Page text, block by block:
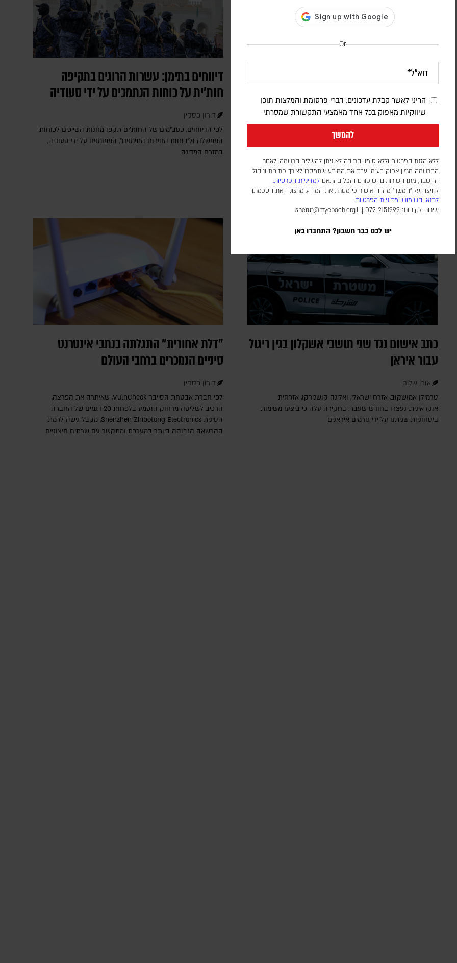
Or
הריני לאשר קבלת עדכונים, דברי פרסומת והמלצות תוכן
שיווקיות מאפוק בכל אחד מאמצעי התקשורת שמסרתי
להמשך
ללא הזנת הפרטים וללא סימון התיבה לא ניתן להשלים הרשמה. לאחר
ההרשמה מגזין אפוק בע״מ יעבד את המידע שתמסרו לצורך פתיחת וניהול
החשבון, מתן השירותים ושיפורם והכל בהתאם למדיניות הפרטיות.
לחיצה על "המשך" מהווה אישור כי מסרת את המידע מרצונך ואת הסכמתך
לתנאי השימוש ומדיניות הפרטיות.
שירות לקוחות: 072-2151999 |
sherut@myepoch.org.il
יש לכם כבר חשבון? התחברו כאן
דיווח: חודשים לפני המלחמה באיראן,
הפנטגון זיהה נקודת תורפה בתעשיית הנשק
האמריקנית
לפי סוכנות הידיעות בלומברג, סימולטור מלחמה שערך הפנטגון
בחודש יולי 2025, התריע מפני תלות מסוכנת באלומיניום בטוהר
גבוה. התקיפות במפרץ הפכו את התרחיש התיאורטי למשבר
אספקה ממשי
דיווחים בתימן: עשרות הרוגים בתקיפה
חות'ית על כוחות הנתמכים על ידי סעודיה
דורון פסקין
לפי הדיווחים, כטב"מים של החות'ים תקפו מחנות השייכים לכוחות
הממשלה ול"כוחות החירום התימנים", הממומנים על ידי סעודיה,
במזרח המדינה
כתב אישום נגד שני תושבי אשקלון בגין ריגול
עבור איראן
אורן שלום
טרמילן אמושקוב, אזרח ישראלי, ואלינה קושנירקו, אזרחית
אוקראינית, נעצרו בחודש שעבר. בחקירה עלה כי ביצעו משימות
ביטחוניות שניתנו על ידי גורמים איראנים
"דלת אחורית" התגלתה בנתבי אינטרנט
סיניים הנמכרים ברחבי העולם
דורון פסקין
לפי חברת אבטחת הסייבר VulnCheck‎, שאיתרה את הפרצה,
הרכיב לשליטה מרחוק הוטמע בלפחות 20 דגמים של החברה
הסינית Shenzhen Zhibotong Electronics‎, מקבל גישה לרמת
ההרשאה הגבוהה ביותר במערכת ומתקשר עם שרתים חיצוניים